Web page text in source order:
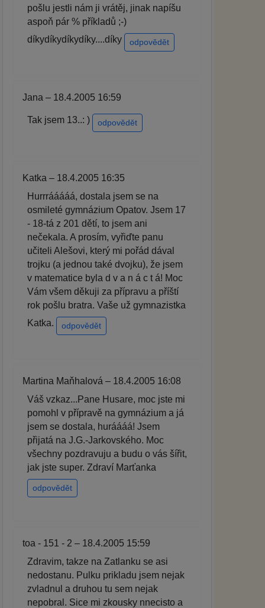
pošlu jestli nám ji vrátěj, jinak napíšu
aspoň pár % příkladů ;-)
díkydíkydíkydíky....díky
odpovědět
Jana – 18.4.2005 16:59
Tak jsem 13..: ) odpovědět
Katka – 18.4.2005 16:35
Hurrrááááá, dostala jsem se na
osmileté gymnázium Opatov. Jsem 17
- 18-tá z 201 dětí, to jsem ani
nečekala. A prosím, vyřiďte panu
učiteli Alešovi, který mi pořád dával
trojku (a jednou také dvojku), že jsem
v matematice byla d v a n á c t á! Moc
Vám všem děkuji za přípravu a příští
rok pošlu bratra. Vaše už gymnazistka
Katka.
odpovědět
Martina Maňhalová – 18.4.2005 16:08
Váš vzkaz...Pane Husare, moc jste mi
pomohl v přípravě na gymnázium a já
jsem se dostala, huráááá! Jsem
přijatá na J.G.-Jarkovského. Moc
všechny pozdravuju a budu o vás šířit,
jak jste super. Zdraví Marťanka
odpovědět
toa - 151 - 2 – 18.4.2005 15:59
Zdravim, takze na Zatlanku se asi
nedostanu. Pulku prikladu jsem nejak
zvladnul a druhou tu sem nejak
nepobral. Sice mi zkousky nnecisto a